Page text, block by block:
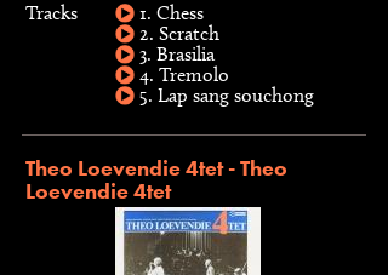
Tracks
1. Chess
2. Scratch
3. Brasilia
4. Tremolo
5. Lap sang souchong
Theo Loevendie 4tet - Theo
Loevendie 4tet